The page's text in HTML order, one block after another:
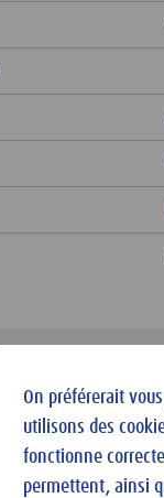
On préférerait
utilisons des
fonctionne
permettent, ainsi